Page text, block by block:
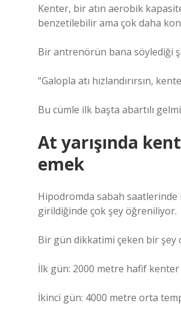
Kenter, bir atın aerobik
benzetilebilir ama çok daha
Bir antrenörün bana söylediği
“Galopla atı hızlandırırsın,
Bu cümle ilk başta abartılı
At yarışında
emek
Hipodromda sabah saatlerinde
girildiğinde çok şey öğreniliyor.
Bir gün dikkatimi çeken bir şey
İlk gün: 2000 metre hafif kenter
İkinci gün: 4000 metre orta